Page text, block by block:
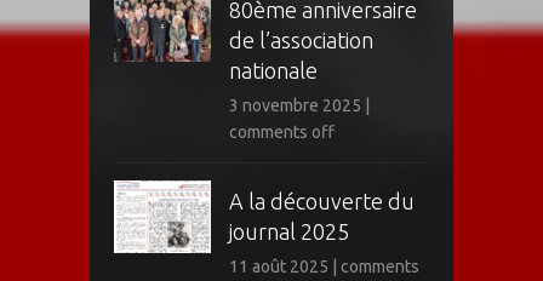
80ème anniversaire
de l’association
nationale
3 novembre 2025
comments off
A la découverte du
journal 2025
11 août 2025 comments